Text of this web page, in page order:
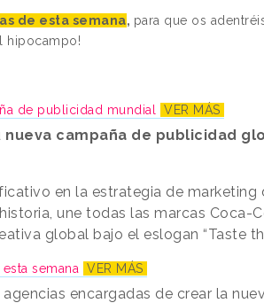
de esta semana, para que os
hipocampo!
de publicidad mundial VER MÁS
nueva campaña de publicidad
en la estrategia de marketing
une todas las marcas Coca-
global bajo el eslogan “Taste
semana VER MÁS
encargadas de crear la